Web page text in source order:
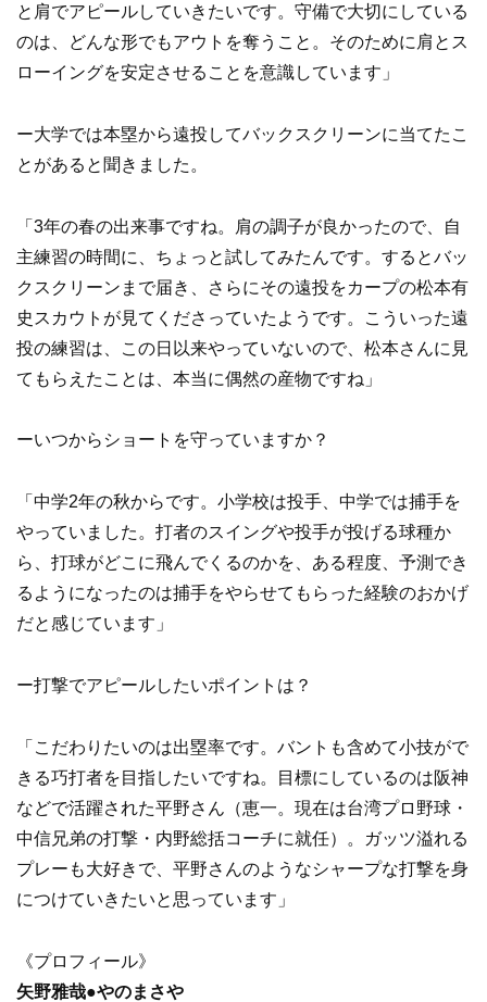
と肩でアピールしていきたいです。守備で大切にしている
のは、どんな形でもアウトを奪うこと。そのために肩とス
ローイングを安定させることを意識しています」
ー大学では本塁から遠投してバックスクリーンに当てたこ
とがあると聞きました。
「3年の春の出来事ですね。肩の調子が良かったので、自
主練習の時間に、ちょっと試してみたんです。するとバッ
クスクリーンまで届き、さらにその遠投をカープの松本有
史スカウトが見てくださっていたようです。こういった遠
投の練習は、この日以来やっていないので、松本さんに見
てもらえたことは、本当に偶然の産物ですね」
ーいつからショートを守っていますか？
「中学2年の秋からです。小学校は投手、中学では捕手を
やっていました。打者のスイングや投手が投げる球種か
ら、打球がどこに飛んでくるのかを、ある程度、予測でき
るようになったのは捕手をやらせてもらった経験のおかげ
だと感じています」
ー打撃でアピールしたいポイントは？
「こだわりたいのは出塁率です。バントも含めて小技がで
きる巧打者を目指したいですね。目標にしているのは阪神
などで活躍された平野さん（恵一。現在は台湾プロ野球・
中信兄弟の打撃・内野総括コーチに就任）。ガッツ溢れる
プレーも大好きで、平野さんのようなシャープな打撃を身
につけていきたいと思っています」
《プロフィール》
矢野雅哉●やのまさや